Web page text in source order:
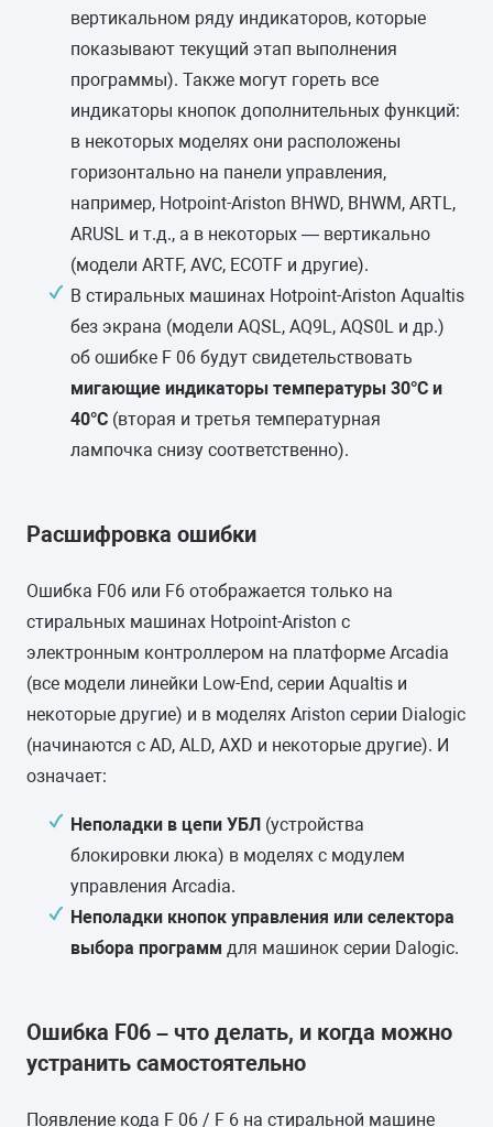
вертикальном ряду индикаторов, которые
показывают текущий этап выполнения
программы). Также могут гореть все
индикаторы кнопок дополнительных функций:
в некоторых моделях они расположены
горизонтально на панели управления,
например, Hotpoint-Ariston BHWD, BHWM, ARTL,
ARUSL и т.д., а в некоторых — вертикально
(модели ARTF, AVC, ECOTF и другие).
В стиральных машинах Hotpoint-Ariston Aqualtis
без экрана (модели AQSL, AQ9L, AQS0L и др.)
об ошибке F 06 будут свидетельствовать
мигающие индикаторы температуры 30°С и
40°С (вторая и третья температурная
лампочка снизу соответственно).
Расшифровка ошибки
Ошибка F06 или F6 отображается только на
стиральных машинах Hotpoint-Ariston с
электронным контроллером на платформе Arcadia
(все модели линейки Low-End, серии Aqualtis и
некоторые другие) и в моделях Ariston серии Dialogic
(начинаются с AD, ALD, AXD и некоторые другие). И
означает:
Неполадки в цепи УБЛ (устройства
блокировки люка) в моделях с модулем
управления Arcadia.
Неполадки кнопок управления или селектора
выбора программ для машинок серии Dalogic.
Ошибка F06 – что делать, и когда можно
устранить самостоятельно
Появление кода F 06 / F 6 на стиральной машине